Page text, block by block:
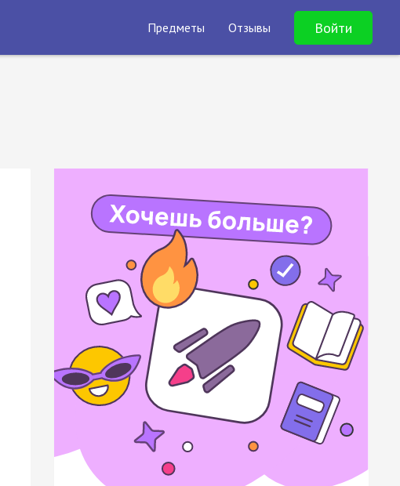
Предметы Отзывы Войти